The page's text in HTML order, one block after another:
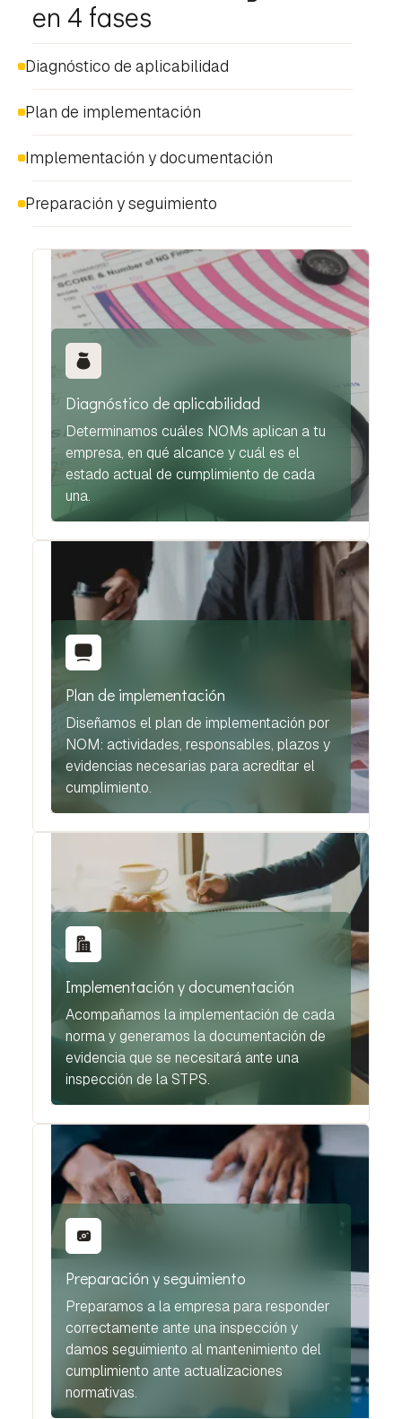
en 4 fases
Diagnóstico de aplicabilidad
Plan de implementación
Implementación y documentación
Preparación y seguimiento
Diagnóstico de aplicabilidad
Determinamos cuáles NOMs aplican a tu
empresa, en qué alcance y cuál es el
estado actual de cumplimiento de cada
una.
Plan de implementación
Diseñamos el plan de implementación por
NOM: actividades, responsables, plazos y
evidencias necesarias para acreditar el
cumplimiento.
Implementación y documentación
Acompañamos la implementación de cada
norma y generamos la documentación de
evidencia que se necesitará ante una
inspección de la STPS.
Preparación y seguimiento
Preparamos a la empresa para responder
correctamente ante una inspección y
damos seguimiento al mantenimiento del
cumplimiento ante actualizaciones
normativas.